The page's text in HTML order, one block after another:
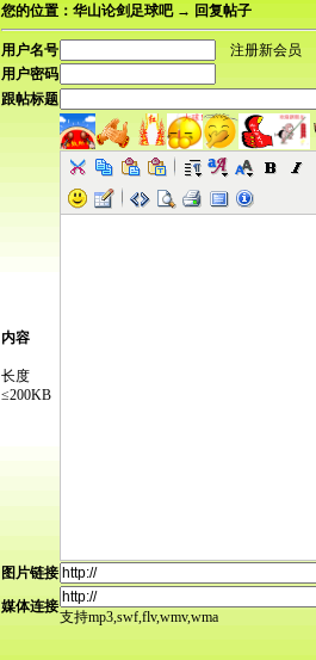
您的位置：华山论剑足球吧 → 回复帖子
用户名号
注册新会员
用户密码
跟帖标题
内容
长度
≤200KB
图片链接
媒体连接
支持mp3,swf,flv,wmv,wma